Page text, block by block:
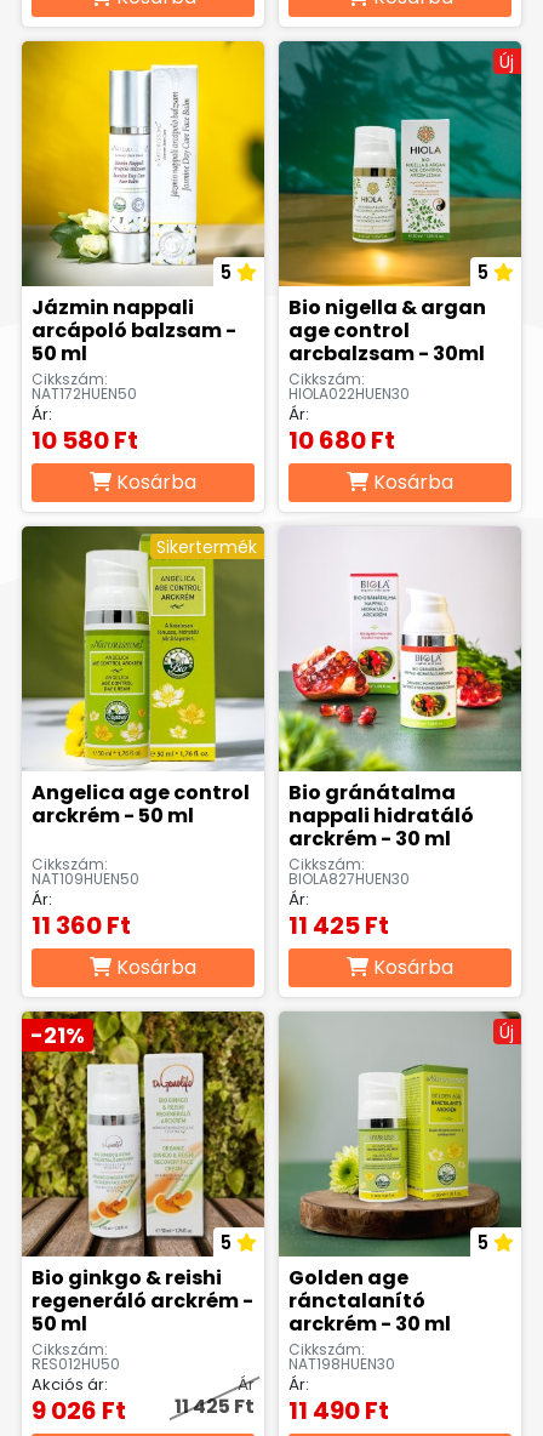
5
Jázmin nappali
arcápoló balzsam -
50 ml
Cikkszám:
NAT172HUEN50
Ár:
10 580 Ft
Kosárba
Új
5
Bio nigella & argan
age control
arcbalzsam - 30ml
Cikkszám:
HIOLA022HUEN30
Ár:
10 680 Ft
Kosárba
Sikertermék
Angelica age control
arckrém - 50 ml
Cikkszám:
NAT109HUEN50
Ár:
11 360 Ft
Kosárba
Bio gránátalma
nappali hidratáló
arckrém - 30 ml
Cikkszám:
BIOLA827HUEN30
Ár:
11 425 Ft
Kosárba
-21%
5
Bio ginkgo & reishi
regeneráló arckrém -
50 ml
Cikkszám:
RES012HU50
Akciós ár:
9 026 Ft
Ár
11 425 Ft
Új
5
Golden age
ránctalanító
arckrém - 30 ml
Cikkszám:
NAT198HUEN30
Ár:
11 490 Ft